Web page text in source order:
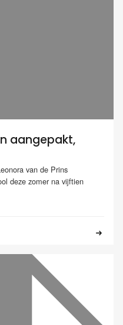
aangepakt,
van de Prins
deze zomer na vijftien